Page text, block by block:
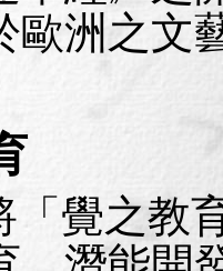
歐洲之文
「覺之教